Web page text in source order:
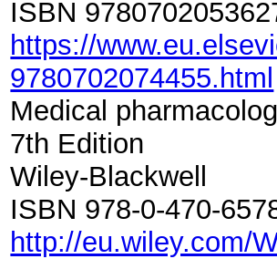
ISBN
https://
9780702074455.html
Medical
7th Edition
Wiley-Blackwell
ISBN 978-0-470-
http://eu.wiley.com/